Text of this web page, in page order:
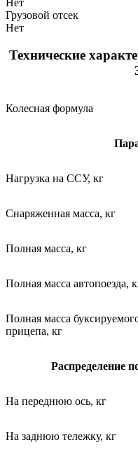
Грузовой отсек
Нет
Технические
Колесная формула
Нагрузка на ССУ, кг
Снаряженная масса, кг
Полная масса, кг
Полная масса автопоезда,
Полная масса
прицепа, кг
Распределение
На переднюю ось, кг
На заднюю тележку, кг